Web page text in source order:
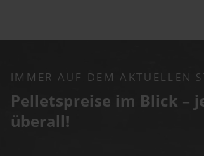
IMMER AUF DEM AKTUELLEN
Pelletspreise im Blick –
überall!